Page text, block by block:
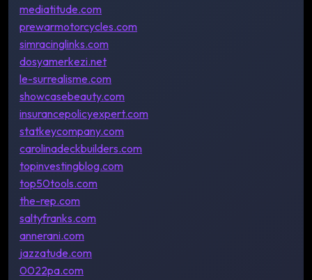
mediatitude.com
prewarmotorcycles.com
simracinglinks.com
dosyamerkezi.net
le-surrealisme.com
showcasebeauty.com
insurancepolicyexpert.com
statkeycompany.com
carolinadeckbuilders.com
topinvestingblog.com
top50tools.com
the-rep.com
saltyfranks.com
annerani.com
jazzatude.com
0022pa.com